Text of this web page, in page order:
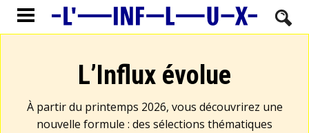
L’Influx évolue
À partir du printemps 2026, vous découvrirez une
nouvelle formule : des sélections thématiques